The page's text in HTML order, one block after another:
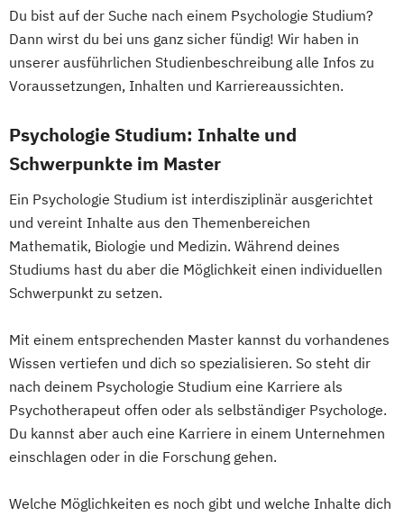
Sportökonom (FH) Tourism Consulting
Tourismus Management
Tourismusökonom (FH)
Veranstaltungsökonom (FH)
Werbe- und Medienpsychologie
Wirtschaftspsychologie
English for Professional Purposes B1
English for Professional Purposes B2
English for Professional Purposes C1
Expert*in Big Data Management
Expert*in Business Intelligence
Expert*in Digital Leadership
Expert*in für Digitalisierung in der
Dienstleistungsbranche
Expert*in für Nachhaltigkeit und
Veränderungsprozesse
Französisch Sprachkurs A1
Französisch Sprachkurs A2
Französisch Sprachkurs B1
Französisch Sprachkurs B2
Französisch Sprachkurs C1
Französisch Sprachkurs C2
Bachelor Professional in Bilanzbuchhaltung
Du bist auf der Suche nach einem Psychologie Studium?
Dann wirst du bei uns ganz sicher fündig! Wir haben in
unserer ausführlichen Studienbeschreibung alle Infos zu
Voraussetzungen, Inhalten und Karriereaussichten.
Psychologie Studium: Inhalte und
Schwerpunkte im Master
Ein Psychologie Studium ist interdisziplinär ausgerichtet
und vereint Inhalte aus den Themenbereichen
Mathematik, Biologie und Medizin. Während deines
Studiums hast du aber die Möglichkeit einen individuellen
Schwerpunkt zu setzen.
Mit einem entsprechenden Master kannst du vorhandenes
Wissen vertiefen und dich so spezialisieren. So steht dir
nach deinem Psychologie Studium eine Karriere als
Psychotherapeut offen oder als selbständiger Psychologe.
Du kannst aber auch eine Karriere in einem Unternehmen
einschlagen oder in die Forschung gehen.
Welche Möglichkeiten es noch gibt und welche Inhalte dich